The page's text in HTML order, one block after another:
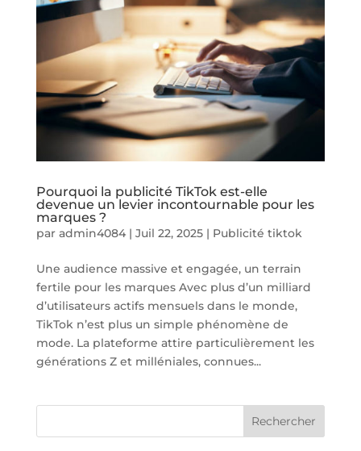
Pourquoi la publicité TikTok est-elle
devenue un levier incontournable pour les
marques ?
par admin4084| Juil 22, 2025| Publicité tiktok
Une audience massive et engagée, un terrain
fertile pour les marques Avec plus d’un milliard
d’utilisateurs actifs mensuels dans le monde,
TikTok n’est plus un simple phénomène de
mode. La plateforme attire particulièrement les
générations Z et milléniales, connues...